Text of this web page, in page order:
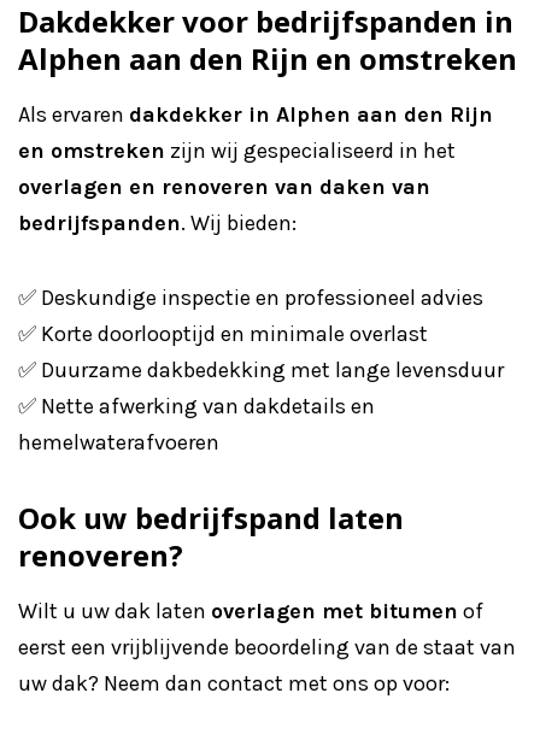
Dakdekker voor bedrijfspanden in
Alphen aan den Rijn en omstreken
Als ervaren dakdekker in Alphen aan den Rijn
en omstreken zijn wij gespecialiseerd in het
overlagen en renoveren van daken van
bedrijfspanden. Wij bieden:
✅ Deskundige inspectie en professioneel advies
✅ Korte doorlooptijd en minimale overlast
✅ Duurzame dakbedekking met lange levensduur
✅ Nette afwerking van dakdetails en
hemelwaterafvoeren
Ook uw bedrijfspand laten
renoveren?
Wilt u uw dak laten overlagen met bitumen of
eerst een vrijblijvende beoordeling van de staat van
uw dak? Neem dan contact met ons op voor: